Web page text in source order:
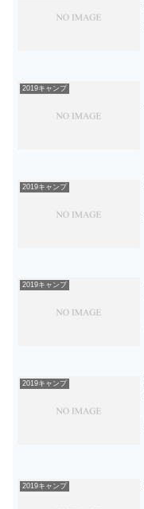
2019キャンプ
2019キャンプ
2019キャンプ
2019キャンプ
2019キャンプ